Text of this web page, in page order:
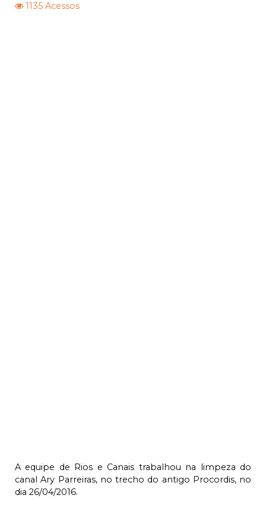
1135 Acessos
A equipe de Rios e Canais trabalhou na limpeza do
canal Ary Parreiras, no trecho do antigo Procordis, no
dia 26/04/2016.